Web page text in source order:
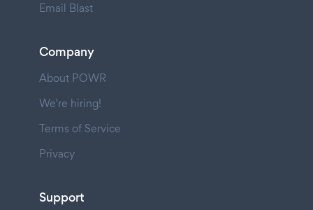
Email Blast
Company
About POWR
We're hiring!
Terms of Service
Privacy
Support